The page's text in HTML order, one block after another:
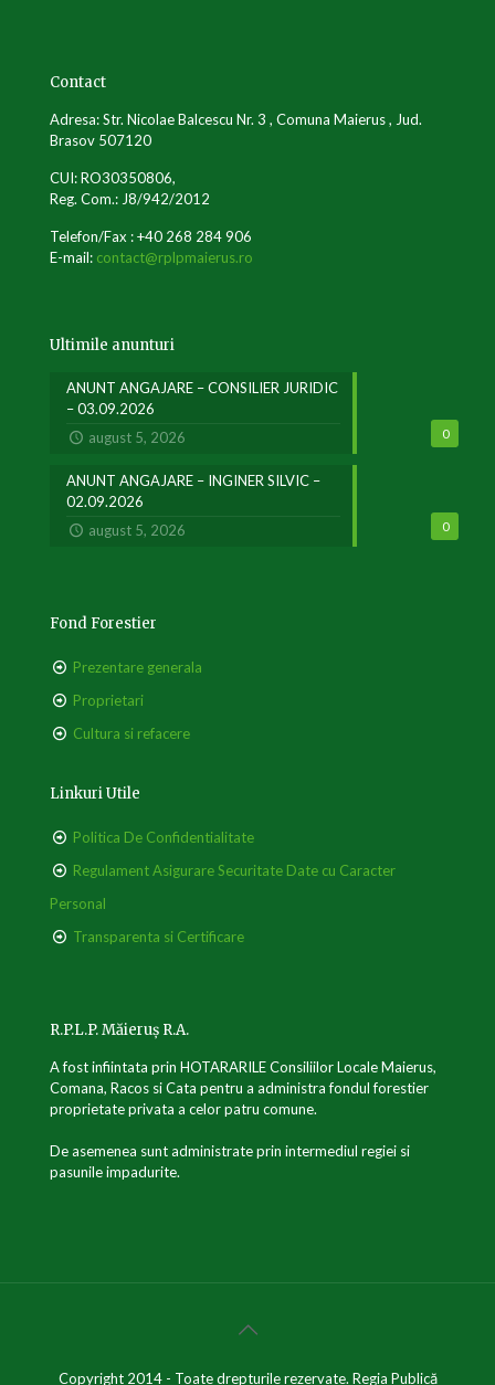
Contact
Adresa: Str. Nicolae Balcescu Nr. 3 , Comuna Maierus , Jud.
Brasov 507120
CUI: RO30350806,
Reg. Com.: J8/942/2012
Telefon/Fax : +40 268 284 906
E-mail: contact@rplpmaierus.ro
Ultimile anunturi
0
ANUNT ANGAJARE – CONSILIER JURIDIC
– 03.09.2026
august 5, 2026
0
ANUNT ANGAJARE – INGINER SILVIC –
02.09.2026
august 5, 2026
Fond Forestier
Prezentare generala
Proprietari
Cultura si refacere
Linkuri Utile
Politica De Confidentialitate
Regulament Asigurare Securitate Date cu Caracter
Personal
Transparenta si Certificare
R.P.L.P. Măieruș R.A.
A fost infiintata prin HOTARARILE Consiliilor Locale Maierus,
Comana, Racos si Cata pentru a administra fondul forestier
proprietate privata a celor patru comune.
De asemenea sunt administrate prin intermediul regiei si
pasunile impadurite.
Copyright 2014 - Toate drepturile rezervate. Regia Publică